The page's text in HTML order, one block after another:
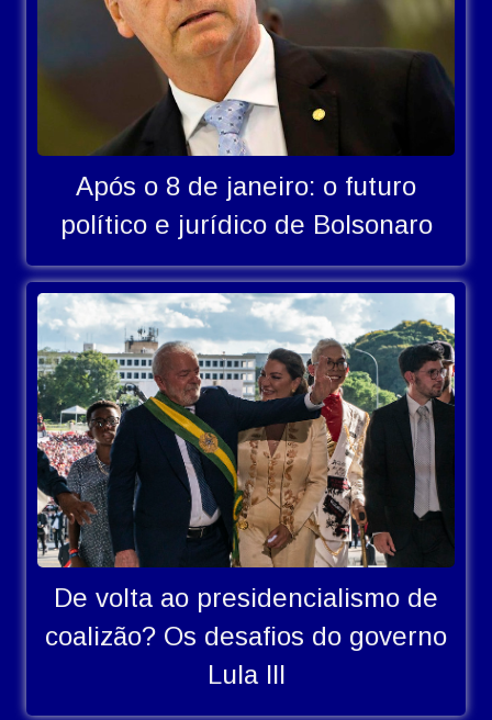
Após o 8 de janeiro: o futuro
político e jurídico de Bolsonaro
De volta ao presidencialismo de
coalizão? Os desafios do governo
Lula III